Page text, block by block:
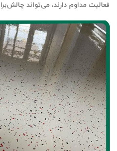
فعالیت مداوم دارند، می‌تواند